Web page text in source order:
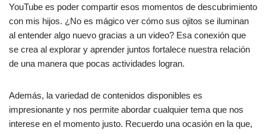
YouTube es poder compartir esos momentos de descubrimiento
con mis hijos. ¿No es mágico ver cómo sus ojitos se iluminan
al entender algo nuevo gracias a un video? Esa conexión que
se crea al explorar y aprender juntos fortalece nuestra relación
de una manera que pocas actividades logran.
Además, la variedad de contenidos disponibles es
impresionante y nos permite abordar cualquier tema que nos
interese en el momento justo. Recuerdo una ocasión en la que,